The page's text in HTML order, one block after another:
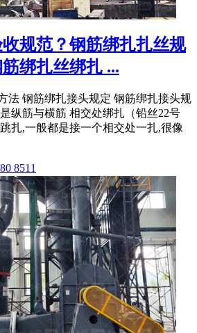
规范？钢筋绑扎扎丝规
绑扎丝绑扎 ...
法 钢筋绑扎接头规定 钢筋绑扎接头规
纵筋与横筋 相交处绑扎（铅丝22号
扎,一般都是接一个相交处一扎,很像
8511